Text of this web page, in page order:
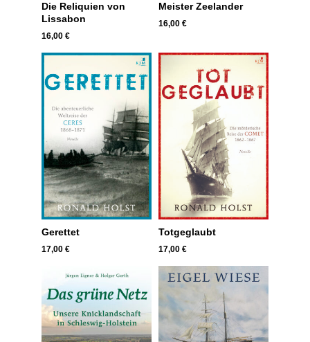
Die Reliquien von
Lissabon
16,00 €
Meister Zeelander
16,00 €
Gerettet
17,00 €
Totgeglaubt
17,00 €